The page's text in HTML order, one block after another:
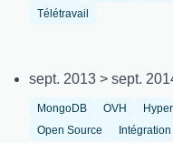
Télétravail
sept. 2013 > sept.
MongoDB OVH
Open Source